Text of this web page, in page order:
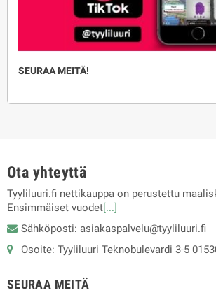
SEURAA MEITÄ!
Ota yhteyttä
Tyyliluuri.fi nettikauppa on perustettu
Ensimmäiset vuodet [...]
Sähköposti: asiakaspalvelu@tyyliluuri.fi
Osoite: Tyyliluuri Teknobulevardi 3-5
SEURAA MEITÄ